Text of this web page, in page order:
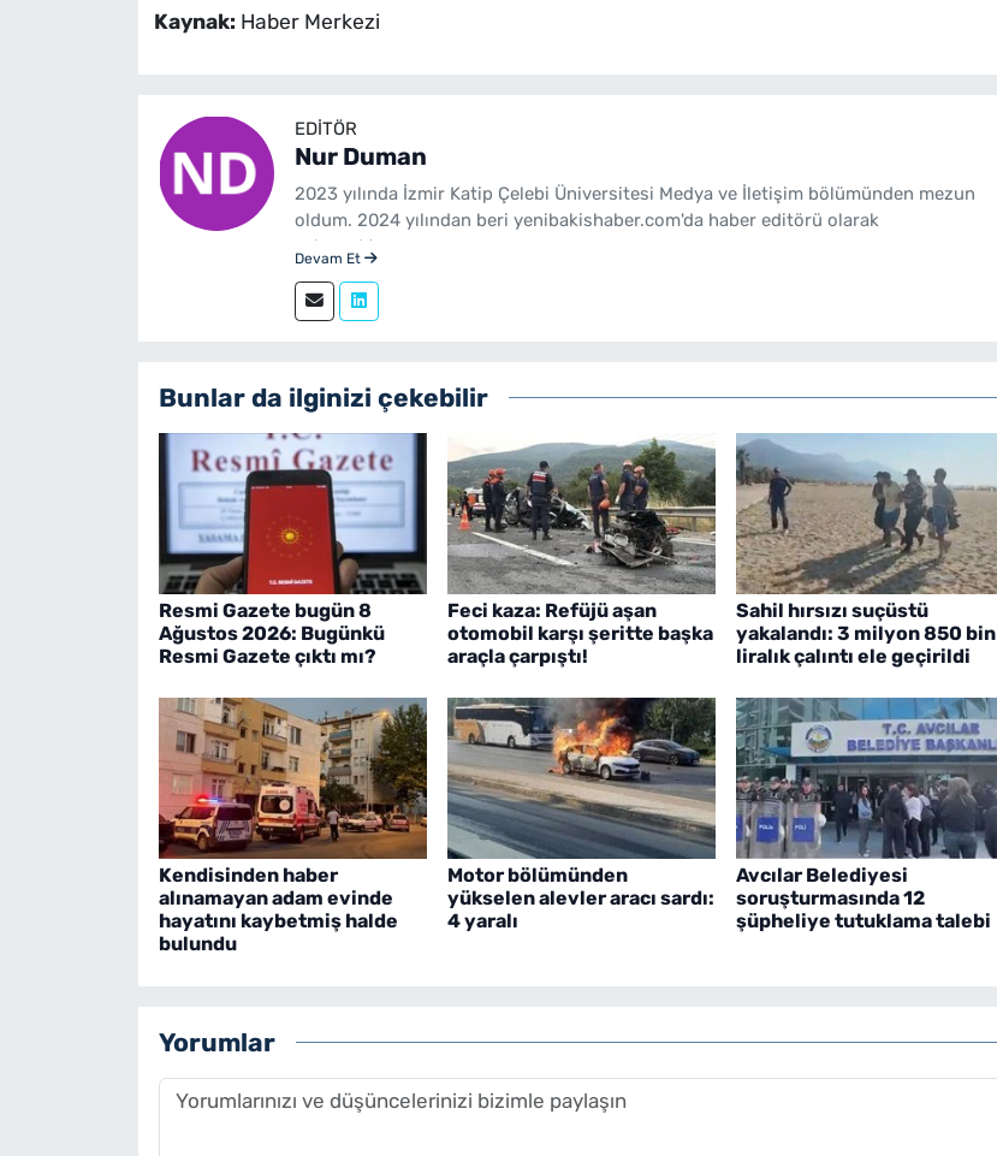
Kaynak: Haber Merkezi
EDITÖR
Nur Duman
2023 yılında İzmir Katip Çelebi Üniversitesi Medya ve İletişim bölümünden mezun
oldum. 2024 yılından beri yenibakishaber.com'da haber editörü olarak
çalışmaktayım.
Devam Et
Bunlar da ilginizi çekebilir
Resmi Gazete bugün 8
Ağustos 2026: Bugünkü
Resmi Gazete çıktı mı?
Feci kaza: Refüjü aşan
otomobil karşı şeritte başka
araçla çarpıştı!
Sahil hırsızı suçüstü
yakalandı: 3 milyon 850 bin
liralık çalıntı ele geçirildi
Kendisinden haber
alınamayan adam evinde
hayatını kaybetmiş halde
bulundu
Motor bölümünden
yükselen alevler aracı sardı:
4 yaralı
Avcılar Belediyesi
soruşturmasında 12
şüpheliye tutuklama talebi
Yorumlar